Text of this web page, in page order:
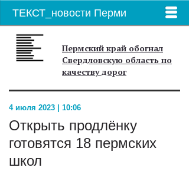
ТЕКСТ_новости Перми
Пермский край обогнал
Свердловскую область по
качеству дорог
4 июля 2023 | 10:06
Открыть продлёнку
готовятся 18 пермских
школ